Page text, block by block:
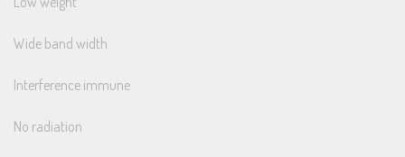
Wide band width
Interference immune
No radiation